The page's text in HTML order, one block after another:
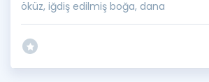
öküz, iğdiş edilmiş boğa, dana